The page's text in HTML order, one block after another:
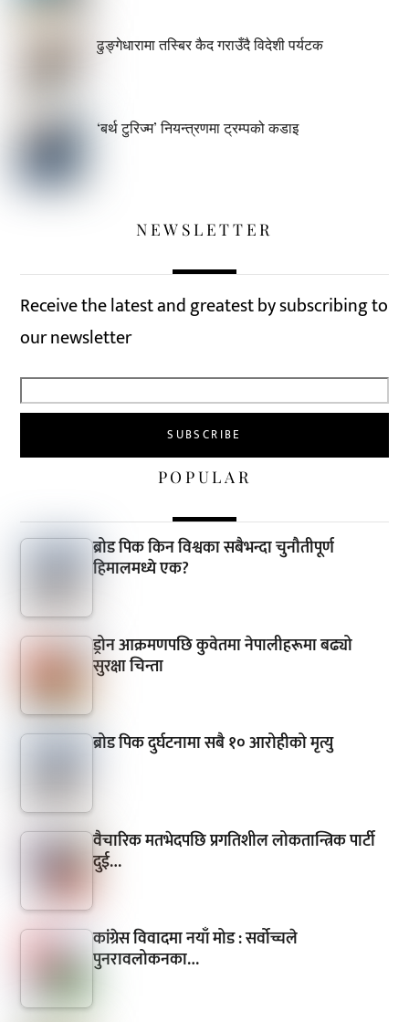
ढुङ्गेधारामा तस्बिर कैद गराउँदै विदेशी पर्यटक
‘बर्थ टुरिज्म’ नियन्त्रणमा ट्रम्पको कडाइ
NEWSLETTER
Receive the latest and greatest by subscribing to
our newsletter
POPULAR
ब्रोड पिक किन विश्वका सबैभन्दा चुनौतीपूर्ण
हिमालमध्ये एक?
ड्रोन आक्रमणपछि कुवेतमा नेपालीहरूमा बढ्यो
सुरक्षा चिन्ता
ब्रोड पिक दुर्घटनामा सबै १० आरोहीको मृत्यु
वैचारिक मतभेदपछि प्रगतिशील लोकतान्त्रिक पार्टी
दुई…
कांग्रेस विवादमा नयाँ मोड : सर्वोच्चले
पुनरावलोकनका…